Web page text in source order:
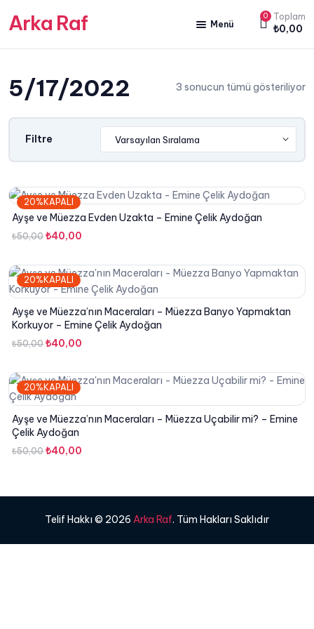
Arka Raf Menü
ANA SAYFA
HAKKIMIZDA
YAZARLARIMIZ
0 Toplam
₺0,00
5/17/2022 3 sonucun tümü gösteriliyor
Filtre
20%KAPALI
Ayşe ve Müezza Evden Uzakta – Emine Çelik Aydoğan
₺50,00 Orijinal
₺50,00.
₺40,00
fiyat:
₺40,00.
20%KAPALI
Ayşe ve Müezza’nın Maceraları – Müezza Banyo Yapmaktan
Korkuyor – Emine Çelik Aydoğan
₺50,00 Orijinal
₺50,00.
₺40,00
fiyat:
20%KAPALI
Ayşe ve Müezza’nın Maceraları – Müezza Uçabilir mi? – Emine
Çelik Aydoğan
₺50,00 Orijinal
₺40,00
₺40,00.
Telif Hakkı © 2026 Arka Raf. Tüm Hakları Saklıdır